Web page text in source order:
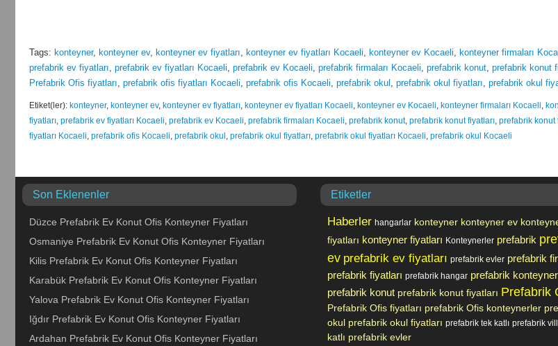
Tags: konteyner, konteyner ev, konteyner ev fiyatları, konteyner ev fiyatları Kocaeli, konteyner ev Kocaeli, konteyner firmaları
prefabrik ev fiyatları, prefabrik ev fiyatları Kocaeli, prefabrik ev Kocaeli, prefabrik firmaları Kocaeli, prefabrik konut, prefabrik konut
Prefabrik Ofis fiyatları, prefabrik ofis fiyatları Kocaeli, prefabrik ofis Kocaeli, prefabrik okul , prefabrik okul fiyatları, prefabrik okul
Etiket(ler): konteyner, konteyner ev, konteyner ev fiyatları, konteyner ev fiyatları Kocaeli, konteyner ev Kocaeli, konteyner firmaları Kocaeli,
fiyatları, prefabrik ev fiyatları Kocaeli, prefabrik ev Kocaeli, prefabrik firmaları Kocaeli, prefabrik konut, prefabrik konut fiyatları, prefabrik konut
fiyatları Kocaeli, prefabrik ofis Kocaeli, prefabrik okul , prefabrik okul fiyatları, prefabrik okul fiyatları Kocaeli, prefabrik okul Kocaeli
Son Eklenenler
Düzce Prefabrik Ev Konut Ofis Konteyner Fiyatları
Osmaniye Prefabrik Ev Konut Ofis Konteyner Fiyatları
Kilis Prefabrik Ev Konut Ofis Konteyner Fiyatları
Karabük Prefabrik Ev Konut Ofis Konteyner Fiyatları
Yalova Prefabrik Ev Konut Ofis Konteyner Fiyatları
Iğdır Prefabrik Ev Konut Ofis Konteyner Fiyatları
Ardahan Prefabrik Ev Konut Ofis Konteyner Fiyatları
Etiketler
Haberler hangarlar konteyner konteyner ev
fiyatları konteyner fiyatları Konteynerler prefabrik
ev prefabrik ev fiyatları prefabrik evler prefabrik
prefabrik fiyatları prefabrik hangar prefabrik konteyner
prefabrik konut prefabrik konut fiyatları Prefabrik
Prefabrik Ofis fiyatları prefabrik Ofis konteynerler
okul prefabrik okul fiyatları prefabrik tek katlı prefabrik
katlı prefabrik evler